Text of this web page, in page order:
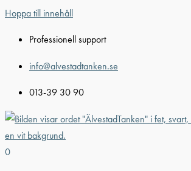
Hoppa till innehåll
Professionell support
info@alvestadtanken.se
013-39 30 90
0